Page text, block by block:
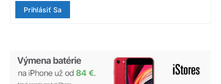
Prihlásiť Sa